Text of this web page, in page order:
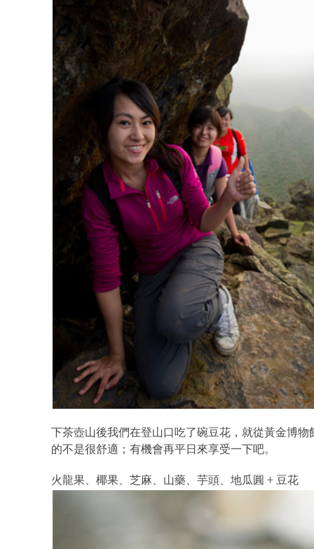
下茶壺山後我們在登山口吃了碗豆花，就從黃金博
的不是很舒適；有機會再平日來享受一下吧。
火龍果、椰果、芝麻、山藥、芋頭、地瓜圓 + 豆花